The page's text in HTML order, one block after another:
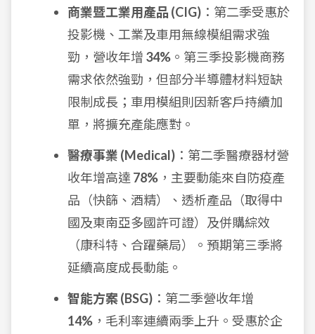
商業暨工業用產品 (CIG) ：第二季受惠於
投影機、工業及車用無線模組需求強
勁，營收年增 34% 。第三季投影機商務
需求依然強勁，但部分半導體材料短缺
限制成長；車用模組則因新客戶持續加
單，將擴充產能應對。
醫療事業 (Medical) ：第二季醫療器材營
收年增高達 78% ，主要動能來自防疫產
品（快篩、酒精）、透析產品（取得中
國及東南亞多國許可證）及併購綜效
（康科特、合躍藥局）。預期第三季將
延續高度成長動能。
智能方案 (BSG) ：第二季營收年增
14% ，毛利率連續兩季上升。受惠於企